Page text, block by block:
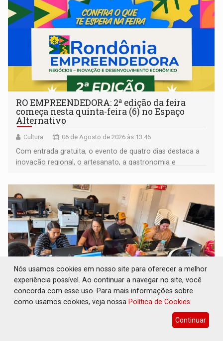
RO EMPREENDEDORA: 2ª edição da feira
começa nesta quinta-feira (6) no Espaço
Alternativo
Cultura 06 de Agosto de 2026 às 13:46
Com entrada gratuita, o evento de quatro dias destaca a
inovação regional, o artesanato, a gastronomia e
FORTALECIMENTO: Contratação de novos
servidores reforça equipes do Cad Único nos
Nós usamos cookies em nosso site para oferecer a melhor
experiência possível. Ao continuar a navegar no site, você
concorda com esse uso. Para mais informações sobre
como usamos cookies, veja nossa Política de Cookies
Continuar